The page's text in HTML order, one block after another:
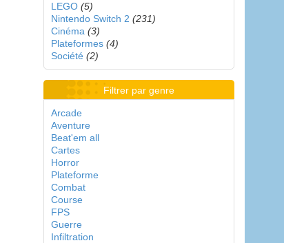
LEGO (5)
Nintendo Switch 2 (231)
Cinéma (3)
Plateformes (4)
Société (2)
Filtrer par genre
Arcade
Aventure
Beat'em all
Cartes
Horror
Plateforme
Combat
Course
FPS
Guerre
Infiltration